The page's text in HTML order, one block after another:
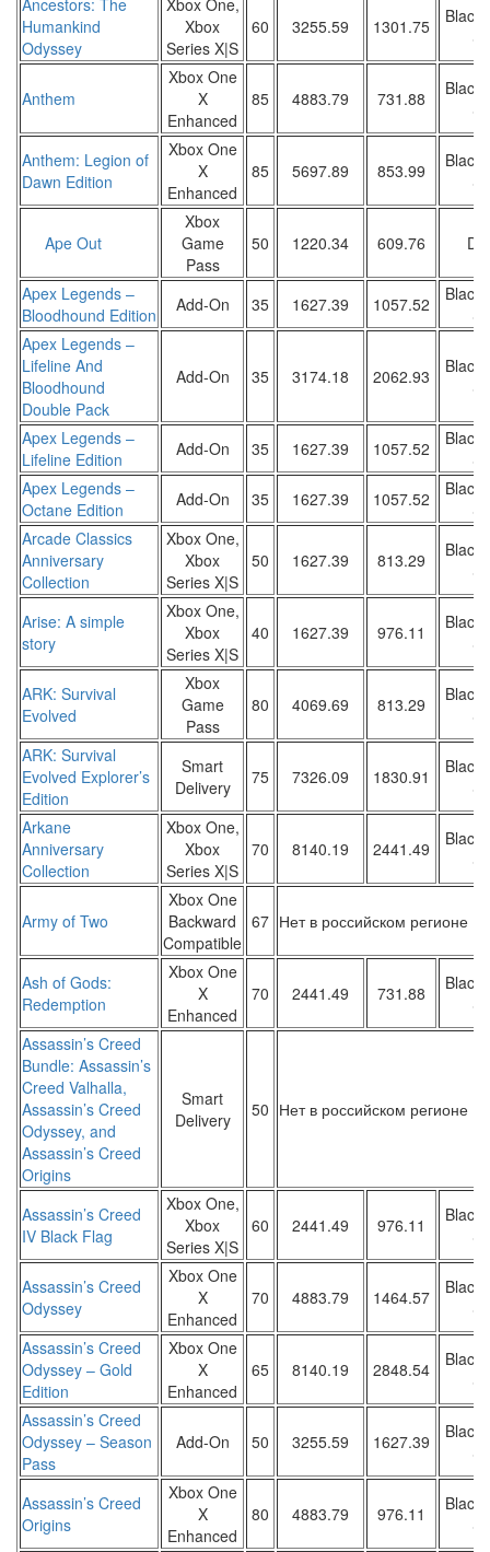
Ancestors: The
Humankind
Odyssey
Xbox One,
Xbox
Series X|S
60 3255.59 1301.75
Black
Anthem
Xbox One
X
Enhanced
85 4883.79 731.88
Black
Anthem: Legion of
Dawn Edition
Xbox One
X
Enhanced
85 5697.89 853.99
Black
Ape Out
Xbox
Game
Pass
50 1220.34 609.76
Apex Legends –
Bloodhound Edition
Add-On 35 1627.39 1057.52
Black
Apex Legends –
Lifeline And
Bloodhound
Double Pack
Add-On 35 3174.18 2062.93
Black
Apex Legends –
Lifeline Edition
Add-On 35 1627.39 1057.52
Black
Apex Legends –
Octane Edition
Add-On 35 1627.39 1057.52
Black
Arcade Classics
Anniversary
Collection
Xbox One,
Xbox
Series X|S
50 1627.39 813.29
Black
Arise: A simple
story
Xbox One,
Xbox
Series X|S
40 1627.39 976.11
Black
ARK: Survival
Evolved
Xbox
Game
Pass
80 4069.69 813.29
Black
ARK: Survival
Evolved Explorer’s
Edition
Smart
Delivery
75 7326.09 1830.91
Black
Arkane
Anniversary
Collection
Xbox One,
Xbox
Series X|S
70 8140.19 2441.49
Black
Army of Two
Xbox One
Backward
Compatible
67 Нет в российском регионе
Ash of Gods:
Redemption
Xbox One
X
Enhanced
70 2441.49 731.88
Black
Assassin’s Creed
Bundle: Assassin’s
Creed Valhalla,
Assassin’s Creed
Odyssey, and
Assassin’s Creed
Origins
Smart
Delivery
50 Нет в российском регионе
Assassin’s Creed
IV Black Flag
Xbox One,
Xbox
Series X|S
60 2441.49 976.11
Black
Assassin’s Creed
Odyssey
Xbox One
X
Enhanced
70 4883.79 1464.57
Black
Assassin’s Creed
Odyssey – Gold
Edition
Xbox One
X
Enhanced
65 8140.19 2848.54
Black
Assassin’s Creed
Odyssey – Season
Pass
Add-On 50 3255.59 1627.39
Black
Assassin’s Creed
Origins
Xbox One
X
Enhanced
80 4883.79 976.11
Black